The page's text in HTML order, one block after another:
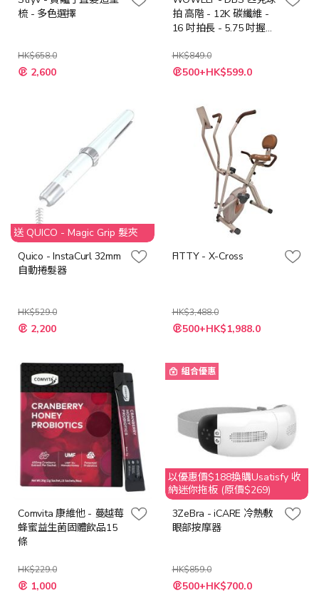
梳 - 多色選擇
HK$658.0
2,600
拍 高階 - 12K 碳纖維 -
16 吋拍長 - 5.75 吋握把
HK$849.0
特
殊 500+HK$599.0
送 QUICO - Magic Grip 髮夾
Quico - InstaCurl 32mm
自動捲髮器
HK$529.0
特
殊 2,200
FITTY - X-Cross
HK$3,488.0
500+HK$1,988.0
Comvita 康維他 - 蔓越莓
蜂蜜益生菌固體飲品15
條
HK$229.0
特
殊 1,000
組合優惠
以優惠價$188換購Usatisfy 收
納迷你拖板 (原價$269)
3ZeBra - iCARE 冷熱敷
眼部按摩器
HK$859.0
特
殊 500+HK$700.0